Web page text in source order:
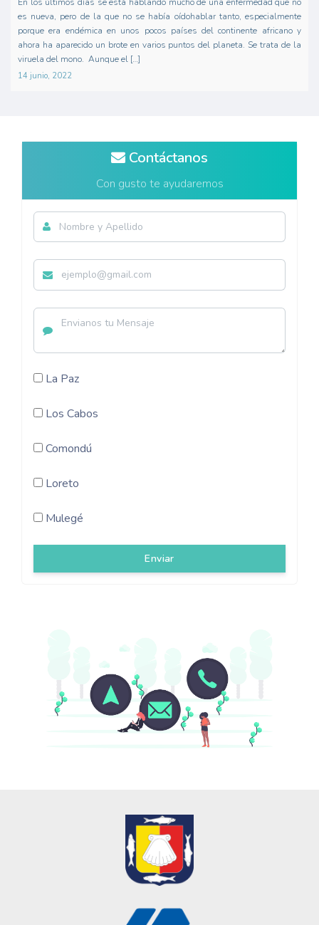
es nueva, pero de la que no se había oídohablar tanto, especialmente
porque era endémica en unos pocos países del continente africano y
ahora ha aparecido un brote en varios puntos del planeta. Se trata de la
viruela del mono. Aunque el […]
14 junio, 2022
Contáctanos
Con gusto te ayudaremos
La Paz
Los Cabos
Comondú
Loreto
Mulegé